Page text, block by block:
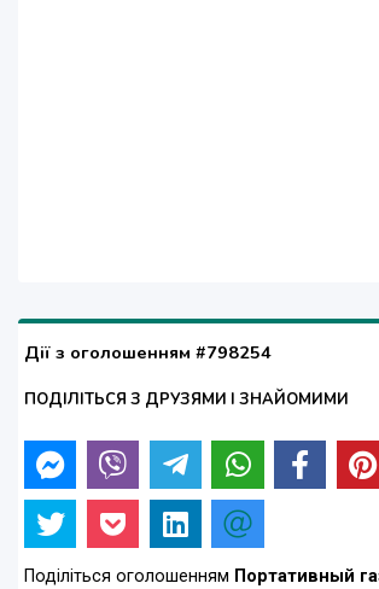
Дії з оголошенням #798254
ПОДІЛІТЬСЯ З ДРУЗЯМИ І ЗНАЙОМИМИ
Поділіться оголошенням Портативный